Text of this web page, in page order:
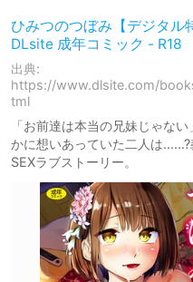
ひみつのつぼみ【デジタル
DLsite 成年コミック - R18
出典:
https://www.dlsite.com/
tml
「お前達は本当の兄妹じゃな
かに想いあっていた二人は
SEXラブストーリー。